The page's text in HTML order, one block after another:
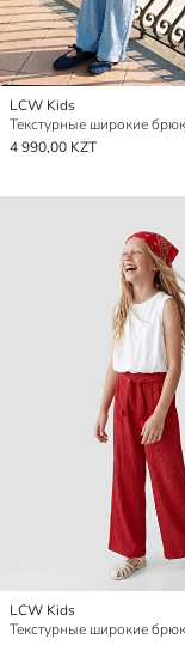
LCW Kids
Текстурные широкие
4 990,00 KZT
LCW Kids
Текстурные широкие